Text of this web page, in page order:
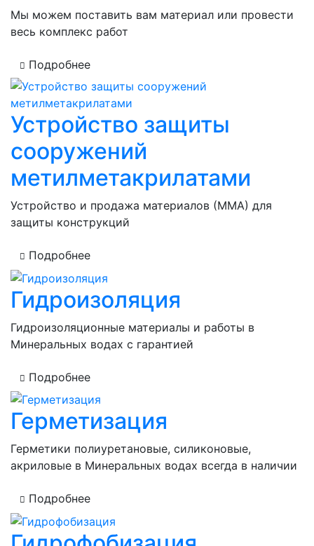
Мы можем поставить вам материал или провести
весь комплекс работ
Подробнее
Устройство защиты
сооружений
метилметакрилатами
Устройство и продажа материалов (ММА) для
защиты конструкций
Подробнее
Гидроизоляция
Гидроизоляционные материалы и работы в
Минеральных водах с гарантией
Подробнее
Герметизация
Герметики полиуретановые, силиконовые,
акриловые в Минеральных водах всегда в наличии
Подробнее